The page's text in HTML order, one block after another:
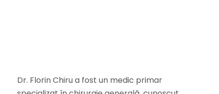
Dr. Florin Chiru a fost un medic primar